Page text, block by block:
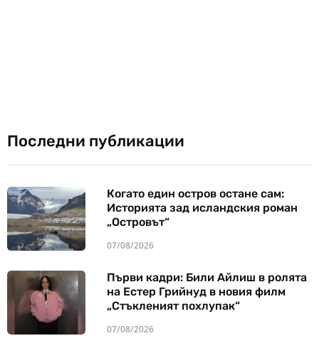
Последни публикации
Когато един остров остане сам:
Историята зад исландския роман
„Островът“
07/08/2026
Първи кадри: Били Айлиш в ролята
на Естер Грийнуд в новия филм
„Стъкленият похлупак“
07/08/2026